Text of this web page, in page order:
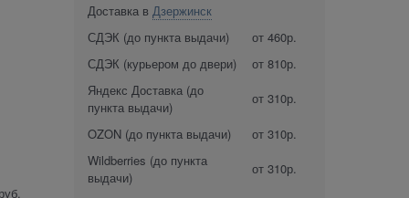
Доставка в Дзержинск
СДЭК (до пункта выдачи)
от 460р.
СДЭК (курьером до двери)
от 810р.
Яндекс Доставка (до
пункта выдачи)
от 310р.
OZON (до пункта выдачи)
от 310р.
Wildberries (до пункта
выдачи)
от 310р.